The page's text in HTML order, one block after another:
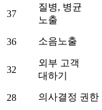
37
질병, 병균
노출
36 소음노출
32
외부 고객
대하기
28 의사결정 권한